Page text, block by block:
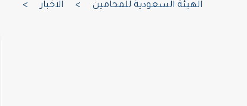
الهيئة السعودية للمحامين > الاخبار >